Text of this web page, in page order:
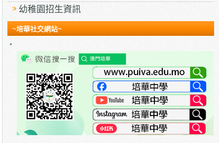
幼稚園招生資訊
~培華社交網站~